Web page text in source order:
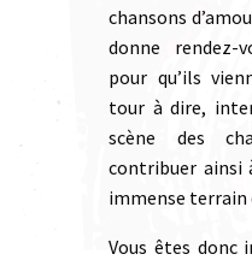
chansons
donne rendez-
pour qu’ils
tour à dire,
scène des
contribuer ainsi
immense terrain
Vous êtes donc